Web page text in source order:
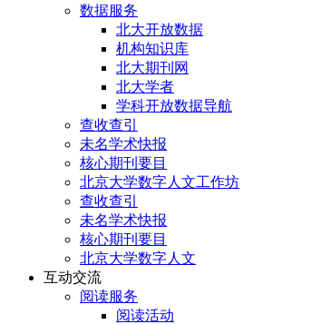
数据服务
北大开放数据
机构知识库
北大期刊网
北大学者
学科开放数据导航
查收查引
未名学术快报
核心期刊要目
北京大学数字人文工作坊
查收查引
未名学术快报
核心期刊要目
北京大学数字人文
互动交流
阅读服务
阅读活动